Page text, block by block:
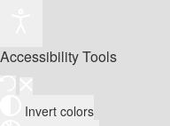
Accessibility Tools
Invert colors